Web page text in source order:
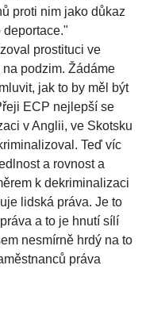
proti nim jako důkaz
prostituci ve
podzim. Žádáme
jak to by měl být
ECP nejlepší se
v Anglii, ve Skotsku
Teď víc
a rovnost a
k dekriminalizaci
lidská práva. Je to
a to je hnutí sílí
nesmírně hrdý na to
práva